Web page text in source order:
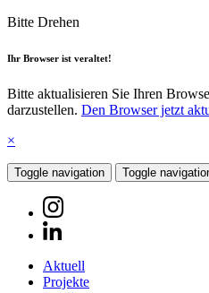
Bitte Drehen
Ihr Browser ist veraltet!
Bitte aktualisieren Sie Ihren
darzustellen. Den Browser jetzt
×
Toggle navigation Toggle
Aktuell
Projekte